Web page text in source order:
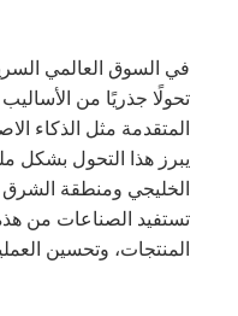
في السوق العالمي
تحولًا جذريًا من الأساليب
يبرز هذا التحول
الخليجي ومنطقة
تستفيد الصناعات من
المنتجات، وتحسين